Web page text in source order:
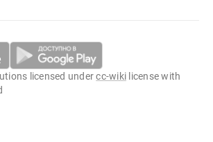
licensed undercc-wiki license with